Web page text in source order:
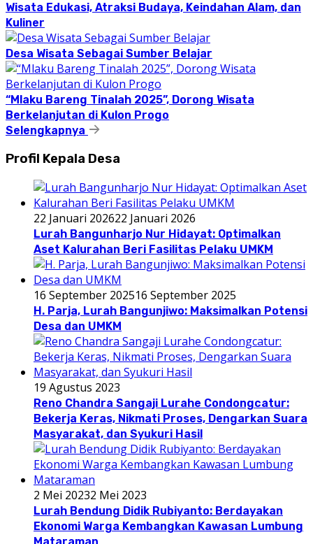
Wisata Edukasi, Atraksi Budaya, Keindahan Alam, dan
Kuliner
Desa Wisata Sebagai Sumber Belajar
“Mlaku Bareng Tinalah 2025”, Dorong Wisata
Berkelanjutan di Kulon Progo
Selengkapnya
Profil Kepala Desa
22 Januari 202622 Januari 2026
Lurah Bangunharjo Nur Hidayat: Optimalkan
Aset Kalurahan Beri Fasilitas Pelaku UMKM
16 September 202516 September 2025
H. Parja, Lurah Bangunjiwo: Maksimalkan Potensi
Desa dan UMKM
19 Agustus 2023
Reno Chandra Sangaji Lurahe Condongcatur:
Bekerja Keras, Nikmati Proses, Dengarkan Suara
Masyarakat, dan Syukuri Hasil
2 Mei 20232 Mei 2023
Lurah Bendung Didik Rubiyanto: Berdayakan
Ekonomi Warga Kembangkan Kawasan Lumbung
Mataraman